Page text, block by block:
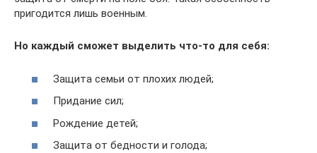
пригодится лишь военным.
Но каждый сможет выделить что-то для себя:
Защита семьи от плохих людей;
Придание сил;
Рождение детей;
Защита от бедности и голода;